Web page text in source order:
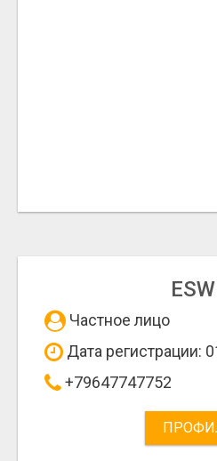
Частное лицо
Дата регистрации:
+79647747752